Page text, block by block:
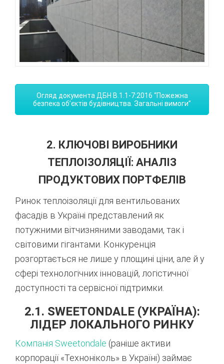
Огляд документа ДБН В.1.1-7:2016 “Пожежна
безпека об’єктів будівництва. Загальні вимоги”
2. КЛЮЧОВІ ВИРОБНИКИ
ТЕПЛОІЗОЛЯЦІЇ: АНАЛІЗ
ПРОДУКТОВИХ ПОРТФЕЛІВ
Ринок теплоізоляції для вентильованих
фасадів в Україні представлений як
потужними вітчизняними заводами, так і
світовими гігантами. Конкуренція
розгортається не лише у площині ціни, але й у
сфері технологічних інновацій, логістичної
доступності та сервісної підтримки.
2.1. SWEETONDALE (УКРАЇНА):
ЛІДЕР ЛОКАЛЬНОГО РИНКУ
Компанія Sweetondale (раніше активи
корпорації «Техноніколь» в Україні) займає